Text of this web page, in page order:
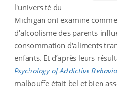
l'université du
Michigan ont examiné
d'alcoolisme des parents
consommation d'aliments
enfants. Et d’après leurs
Psychology of Addictive
malbouffe était bel et bien